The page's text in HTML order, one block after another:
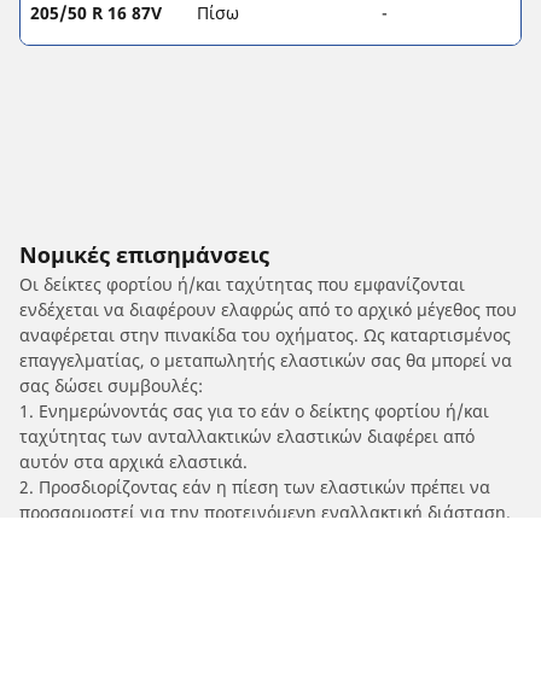
205/50 R 16 87V Πίσω -
Νομικές επισημάνσεις
Οι δείκτες φορτίου ή/και ταχύτητας που εμφανίζονται
ενδέχεται να διαφέρουν ελαφρώς από το αρχικό μέγεθος που
αναφέρεται στην πινακίδα του οχήματος. Ως καταρτισμένος
επαγγελματίας, ο μεταπωλητής ελαστικών σας θα μπορεί να
σας δώσει συμβουλές:
1. Ενημερώνοντάς σας για το εάν ο δείκτης φορτίου ή/και
ταχύτητας των ανταλλακτικών ελαστικών διαφέρει από
αυτόν στα αρχικά ελαστικά.
2. Προσδιορίζοντας εάν η πίεση των ελαστικών πρέπει να
προσαρμοστεί για την προτεινόμενη εναλλακτική διάσταση.